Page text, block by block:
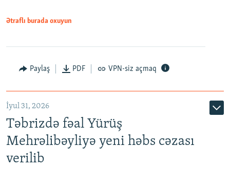
Ətraflı burada oxuyun
Paylaş PDF VPN-siz açmaq
İyul 31, 2026
Təbrizdə fəal Yürüş
Mehrəlibəyliyə yeni həbs cəzası
verilib